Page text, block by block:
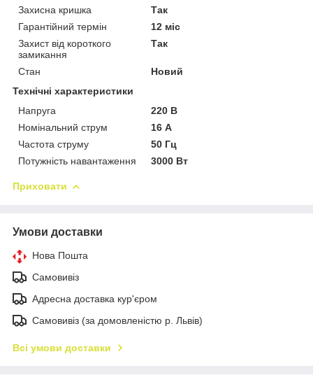
Захисна кришка
Так
Гарантійний термін
12 міс
Захист від короткого
замикання
Так
Стан
Новий
Технічні характеристики
Напруга
220 В
Номінальний струм
16 А
Частота струму
50 Гц
Потужність навантаження
3000 Вт
Приховати
Умови доставки
Нова Пошта
Самовивіз
Адресна доставка кур'єром
Самовивіз (за домовленістю р. Львів)
Всі умови доставки